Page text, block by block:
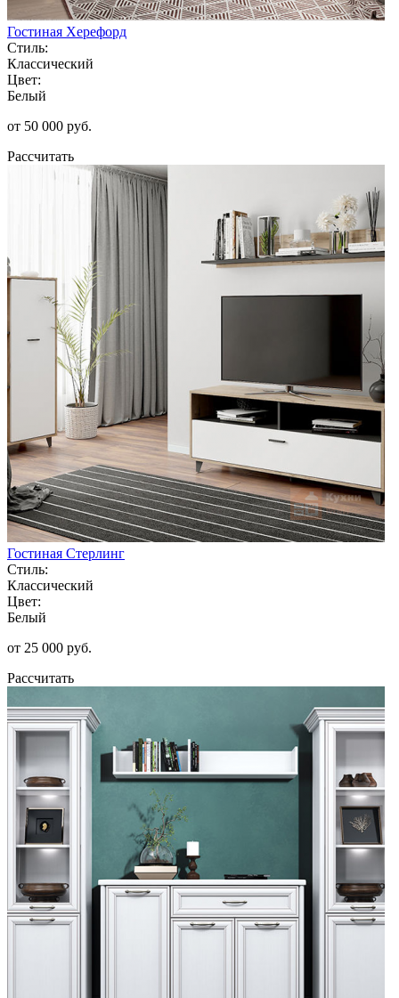
Гостиная Херефорд
Стиль:
Классический
Цвет:
Белый
от 50 000 руб.
Рассчитать
Гостиная Стерлинг
Стиль:
Классический
Цвет:
Белый
от 25 000 руб.
Рассчитать